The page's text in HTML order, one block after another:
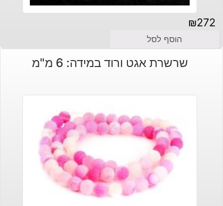
₪272
הוסף לסל
שרשרת אגט ורוד במידה: 6 מ"מ